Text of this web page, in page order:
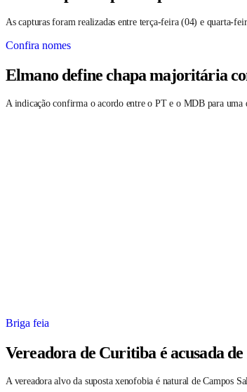
As capturas foram realizadas entre terça-feira (04) e quarta-
Confira nomes
Elmano define chapa majoritária
A indicação confirma o acordo entre o PT e o MDB para uma
Briga feia
Vereadora de Curitiba é acusada
A vereadora alvo da suposta xenofobia é natural de Campos